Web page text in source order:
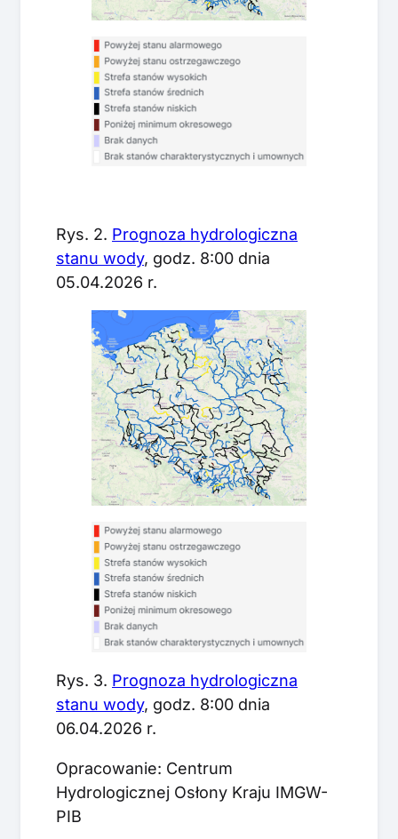
Rys. 2. Prognoza hydrologiczna
stanu wody, godz. 8:00 dnia
05.04.2026 r.
Rys. 3. Prognoza hydrologiczna
stanu wody, godz. 8:00 dnia
06.04.2026 r.
Opracowanie: Centrum
Hydrologicznej Osłony Kraju IMGW-
PIB